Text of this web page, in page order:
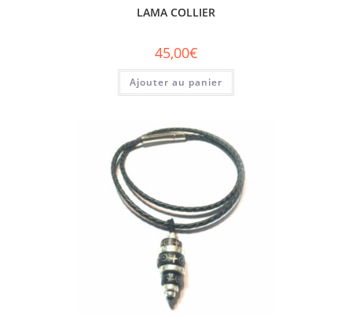
LAMA COLLIER
45,00€
Ajouter au panier